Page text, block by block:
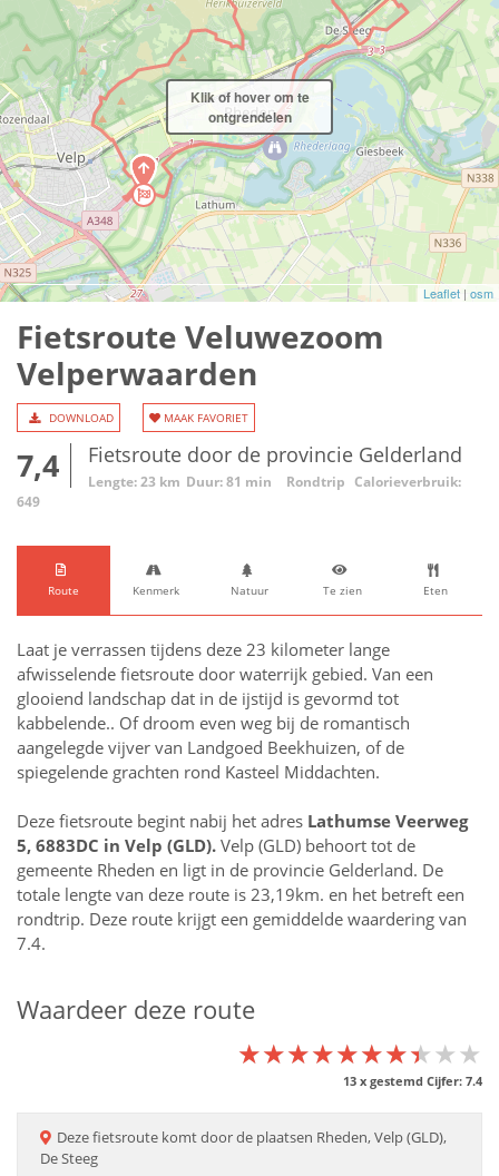
Leaflet | osm
Klik of hover om te
ontgrendelen
Fietsroute Veluwezoom
Velperwaarden
DOWNLOAD MAAK FAVORIET
7,4 Fietsroute door de provincie Gelderland
Lengte: 23 km Duur: 81 min Rondtrip Calorieverbruik:
649
Route Kenmerk Natuur Te zien Eten
Laat je verrassen tijdens deze 23 kilometer lange
afwisselende fietsroute door waterrijk gebied. Van een
glooiend landschap dat in de ijstijd is gevormd tot
kabbelende.. Of droom even weg bij de romantisch
aangelegde vijver van Landgoed Beekhuizen, of de
spiegelende grachten rond Kasteel Middachten.
Deze fietsroute begint nabij het adres Lathumse Veerweg
5, 6883DC in Velp (GLD). Velp (GLD) behoort tot de
gemeente Rheden en ligt in de provincie Gelderland. De
totale lengte van deze route is 23,19km. en het betreft een
rondtrip. Deze route krijgt een gemiddelde waardering van
7.4.
Waardeer deze route
★★★★★★★★★★
★★★★★★★★★★
★★★★★★★★★★
13 x gestemd Cijfer: 7.4
Dezefietsroute komt door de plaatsen Rheden, Velp (GLD),
De Steeg